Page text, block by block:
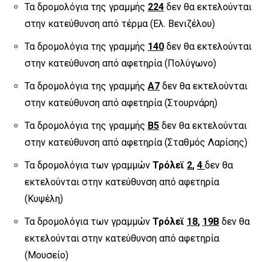
Τα δρομολόγια της γραμμής 224 δεν θα εκτελούνται
στην κατεύθυνση από τέρμα (Ελ. Βενιζέλου)
Τα δρομολόγια της γραμμής 140 δεν θα εκτελούνται
στην κατεύθυνση από αφετηρία (Πολύγωνο)
Τα δρομολόγια της γραμμής Α7 δεν θα εκτελούνται
στην κατεύθυνση από αφετηρία (Στουρνάρη)
Τα δρομολόγια της γραμμής Β5 δεν θα εκτελούνται
στην κατεύθυνση από αφετηρία (Σταθμός Λαρίσης)
Τα δρομολόγια των γραμμών Τρόλεϊ 2, 4 δεν θα
εκτελούνται στην κατεύθυνση από αφετηρία
(Κυψέλη)
Τα δρομολόγια των γραμμών Τρόλεϊ 18, 19Β δεν θα
εκτελούνται στην κατεύθυνση από αφετηρία
(Μουσείο)